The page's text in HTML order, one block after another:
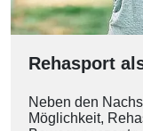
Rehasport
Neben den
Möglichkeit,